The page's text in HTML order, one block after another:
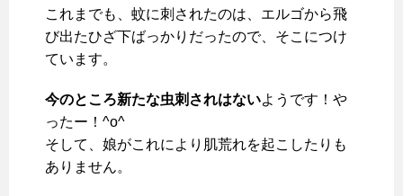
これまでも、蚊に刺されたのは、エルゴから飛
び出たひざ下ばっかりだったので、そこにつけ
ています。
今のところ新たな虫刺されはないようです！や
ったー！^o^
そして、娘がこれにより肌荒れを起こしたりも
ありません。